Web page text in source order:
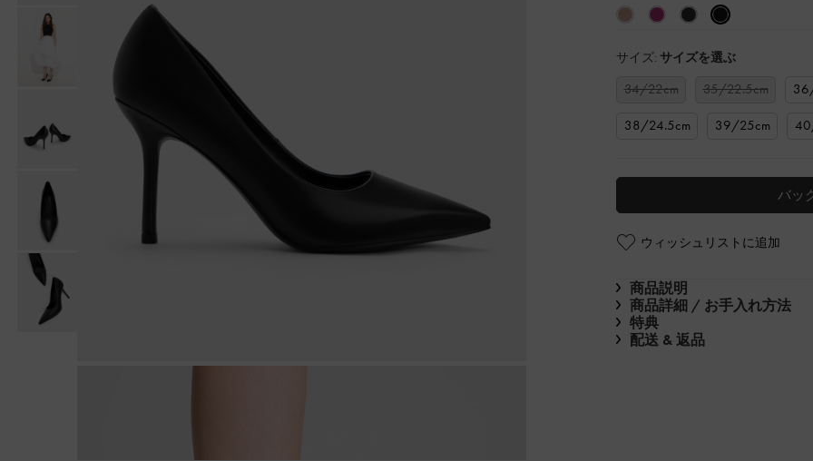
サイズ: サイズを選ぶ
34/22cm 35/22.5cm
38/24.5cm
39/25cm
バッ
ウィッシュリストに追加
商品説明
商品詳細 / お手入れ方法
特典
配送 & 返品